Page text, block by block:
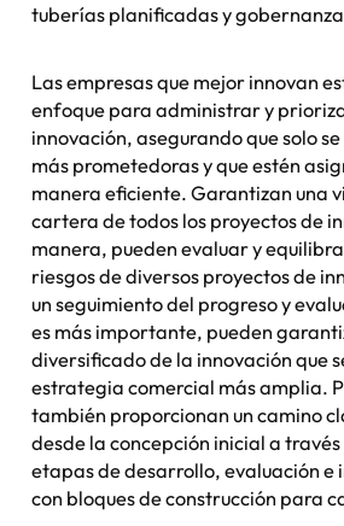
tuberías planificadas y
Las empresas que mejor innovan
enfoque para administrar y
innovación, asegurando que solo
más prometedoras y que estén
manera eficiente. Garantizan una
cartera de todos los proyectos de
manera, pueden evaluar y
riesgos de diversos proyectos de
un seguimiento del progreso y
es más importante, pueden
diversificado de la innovación que
estrategia comercial más amplia.
también proporcionan un camino
desde la concepción inicial a
etapas de desarrollo, evaluación e
con bloques de construcción para